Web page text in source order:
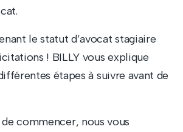
le statut d’avocat stagiaire
! BILLY vous explique
étapes à suivre avant de
commencer, nous vous